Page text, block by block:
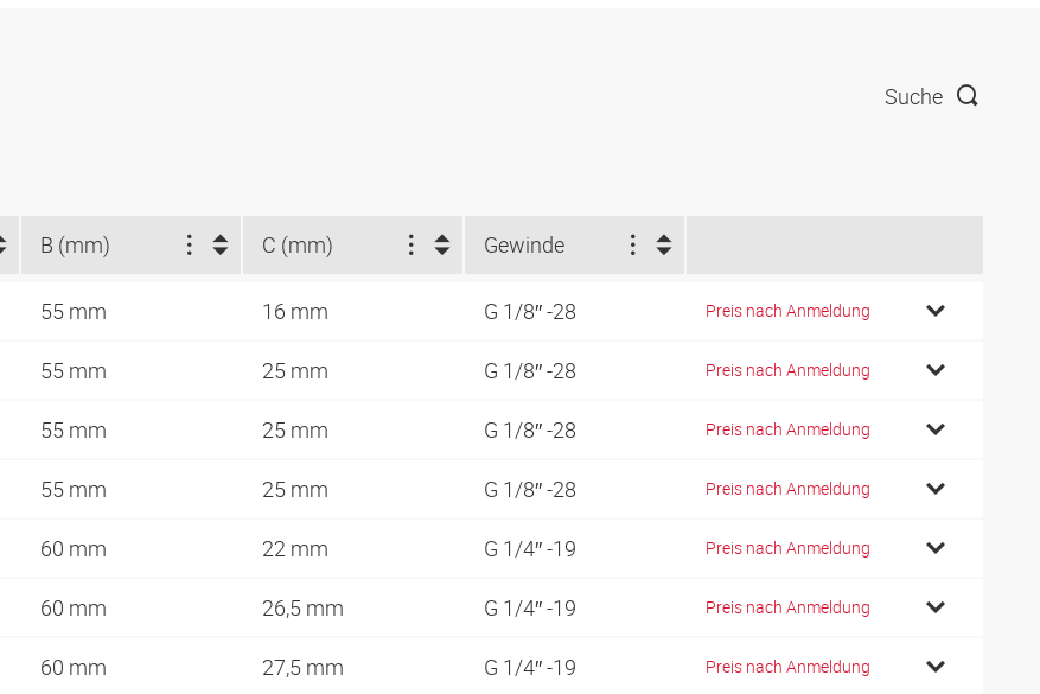
Suche
B (mm) C (mm) Gewinde
55 mm 16 mm G 1/8″ -28 Preis nach Anmeldung
55 mm 25 mm G 1/8″ -28 Preis nach Anmeldung
55 mm 25 mm G 1/8″ -28 Preis nach Anmeldung
55 mm 25 mm G 1/8″ -28 Preis nach Anmeldung
60 mm 22 mm G 1/4″ -19 Preis nach Anmeldung
60 mm 26,5 mm G 1/4″ -19 Preis nach Anmeldung
60 mm 27,5 mm G 1/4″ -19 Preis nach Anmeldung